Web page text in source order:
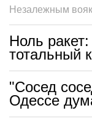
Незалежным
Ноль
тотальный
"Сосед
Одессе